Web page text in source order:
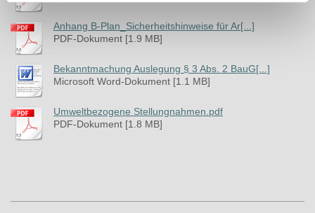
Anhang B-Plan_Sicherheitshinweise für Ar[...]
PDF-Dokument [1.9 MB]
Bekanntmachung Auslegung § 3 Abs. 2 BauG[...]
Microsoft Word-Dokument [1.1 MB]
Umweltbezogene Stellungnahmen.pdf
PDF-Dokument [1.8 MB]